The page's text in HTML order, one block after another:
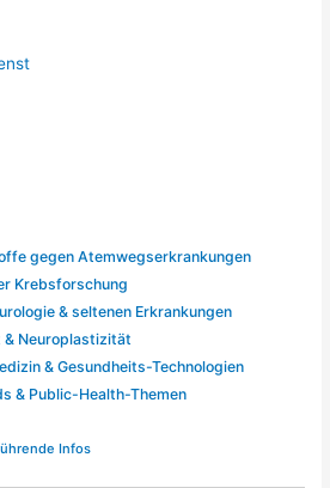
gegen Atemwegserkrankungen
Krebsforschung
& seltenen Erkrankungen
& Neuroplastizität
& Gesundheits-Technologien
& Public-Health-Themen
Infos